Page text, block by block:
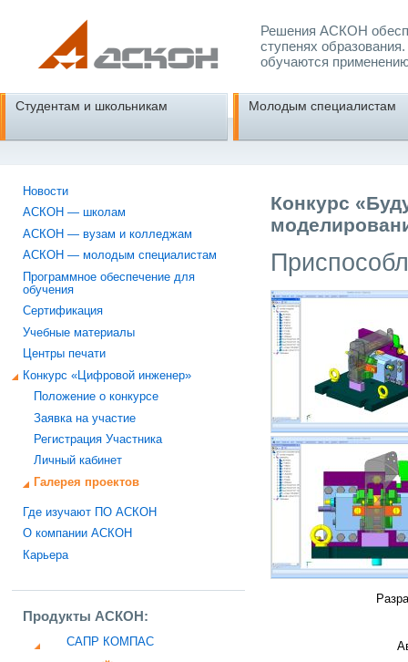
Решения АСКОН
ступенях
обучаются
Студентам и школьникам Молодым специалистам
Новости
АСКОН — школам
АСКОН — вузам и колледжам
АСКОН — молодым специалистам
Программное обеспечение для
обучения
Сертификация
Учебные материалы
Центры печати
Конкурс «Цифровой инженер»
Положение о конкурсе
Заявка на участие
Регистрация Участника
Личный кабинет
Галерея проектов
Где изучают ПО АСКОН
О компании АСКОН
Карьера
Продукты АСКОН:
САПР КОМПАС
Конкурс